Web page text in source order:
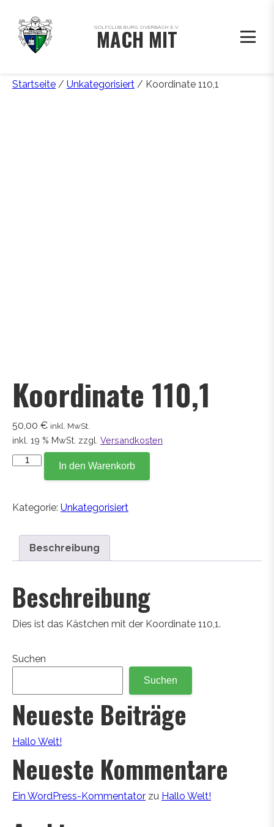
GOLFCLUB BURG OVERBACH E.V.
MACH MIT
Startseite / Unkategorisiert / Koordinate 110,1
Koordinate 110,1
50,00 € inkl. MwSt.
inkl. 19 % MwSt. zzgl. Versandkosten
Koordinate
In den Warenkorb
Kategorie: Unkategorisiert
Beschreibung
Beschreibung
Dies ist das Kästchen mit der Koordinate 110,1.
Suchen
Suchen
Neueste Beiträge
Hallo Welt!
Neueste Kommentare
Ein WordPress-Kommentator zu Hallo Welt!